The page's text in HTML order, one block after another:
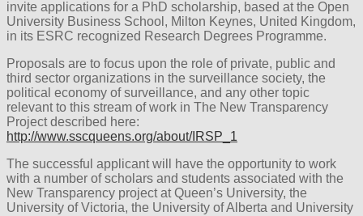
invite applications for a PhD scholarship, based at the Open
University Business School, Milton Keynes, United Kingdom,
in its ESRC recognized Research Degrees Programme.
Proposals are to focus upon the role of private, public and
third sector organizations in the surveillance society, the
political economy of surveillance, and any other topic
relevant to this stream of work in The New Transparency
Project described here:
http://www.sscqueens.org/about/IRSP_1
The successful applicant will have the opportunity to work
with a number of scholars and students associated with the
New Transparency project at Queen’s University, the
University of Victoria, the University of Alberta and University